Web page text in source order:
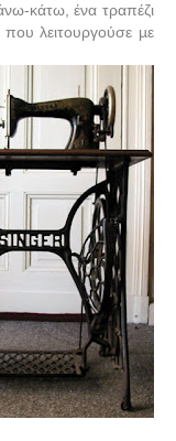
κάτω, ένα τραπέζι
λειτουργούσε µε